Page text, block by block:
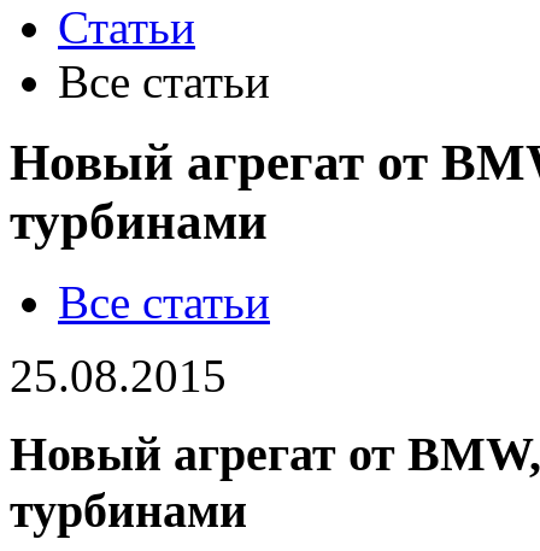
Статьи
Все статьи
Новый агрегат от
турбинами
Все статьи
25.08.2015
Новый агрегат от
турбинами